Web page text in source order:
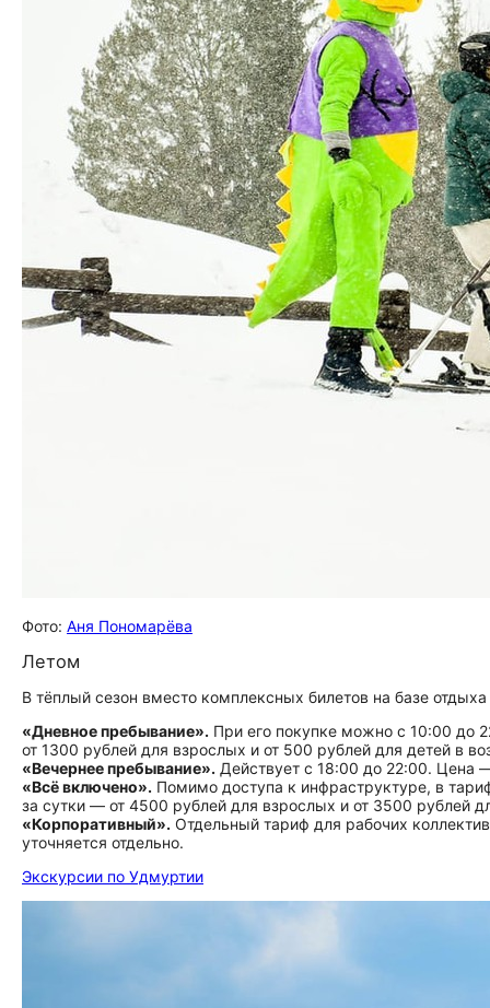
Фото: Аня Пономарёва
Летом
В тёплый сезон вместо комплексных билетов на базе
«Дневное пребывание». При его покупке можно с 10:00 до
от 1300 рублей для взрослых и от 500 рублей для детей в
«Вечернее пребывание». Действует с 18:00 до 22:00. Цена
«Всё включено». Помимо доступа к инфраструктуре, в
за сутки — от 4500 рублей для взрослых и от 3500 рублей
«Корпоративный». Отдельный тариф для рабочих
уточняется отдельно.
Экскурсии по Удмуртии